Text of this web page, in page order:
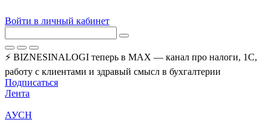
Войти в личный кабинет
⚡ BIZNESINALOGI теперь в MAX — канал про налоги, 1С,
работу с клиентами и здравый смысл в бухгалтерии
Подписаться
Лента
АУСН